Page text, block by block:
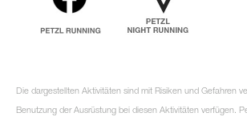
Die dargestellten Aktivitäten sind mit Risiken und Gefahren
Benutzung der Ausrüstung bei diesen Aktivitäten verfügen.